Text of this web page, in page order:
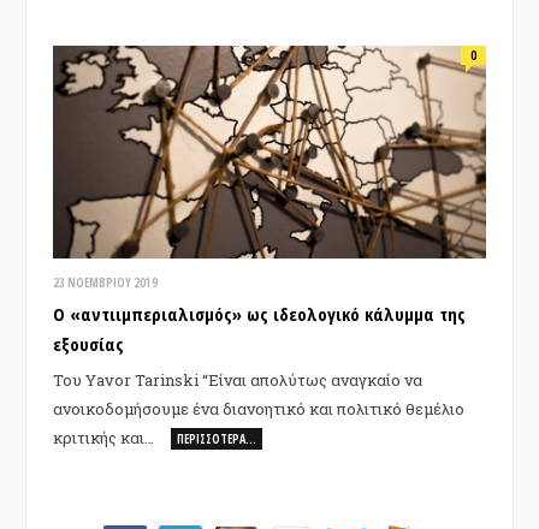
23 ΝΟΕΜΒΡΊΟΥ 2019
0
Ο «αντιιμπεριαλισμός» ως ιδεολογικό κάλυμμα της
εξουσίας
Του Yavor Tarinski “Είναι απολύτως αναγκαίο να
ανοικοδομήσουμε ένα διανοητικό και πολιτικό θεμέλιο
κριτικής και…
ΠΕΡΙΣΣΌΤΕΡΑ…